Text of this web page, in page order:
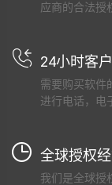
应商的合法授
24小时客
需要购买软件
进行电话，电
全球授权
我们是全球授